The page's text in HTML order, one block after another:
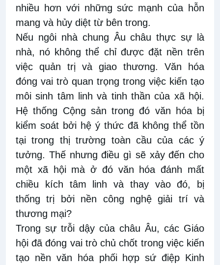
nhiều hơn với những sức mạnh của hỗn
mang và hủy diệt từ bên trong.
Nếu ngôi nhà chung Âu châu thực sự là
nhà, nó không thể chỉ được đặt nền trên
việc quản trị và giao thương. Văn hóa
đóng vai trò quan trọng trong việc kiến tạo
môi sinh tâm linh và tinh thần của xã hội.
Hệ thống Cộng sản trong đó văn hóa bị
kiểm soát bởi hệ ý thức đã không thể tồn
tại trong thị trường toàn cầu của các ý
tưởng. Thế nhưng điều gì sẽ xảy đến cho
một xã hội mà ở đó văn hóa đánh mất
chiều kích tâm linh và thay vào đó, bị
thống trị bởi nền công nghệ giải trí và
thương mại?
Trong sự trỗi dậy của châu Âu, các Giáo
hội đã đóng vai trò chủ chốt trong việc kiến
tạo nền văn hóa phối hợp sứ điệp Kinh